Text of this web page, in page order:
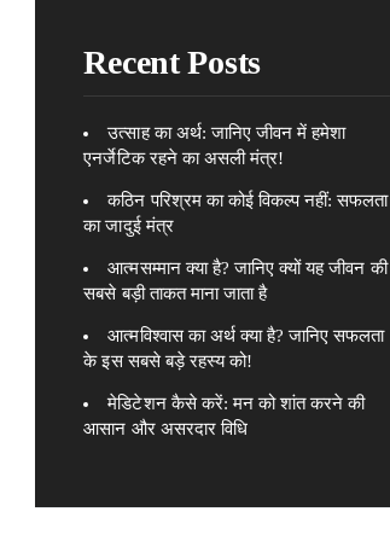
Recent Posts
उत्साह का अर्थ: जानिए जीवन में हमेशा
एनर्जेटिक रहने का असली मंत्र!
कठिन परिश्रम का कोई विकल्प नहीं: सफलता
का जादुई मंत्र
आत्मसम्मान क्या है? जानिए क्यों यह जीवन की
सबसे बड़ी ताकत माना जाता है
आत्मविश्वास का अर्थ क्या है? जानिए सफलता
के इस सबसे बड़े रहस्य को!
मेडिटेशन कैसे करें: मन को शांत करने की
आसान और असरदार विधि